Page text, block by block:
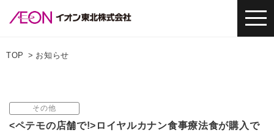
TOP お知らせ
その他
<ペテモの店舗で!>ロイヤルカナン食事療法食が購入で